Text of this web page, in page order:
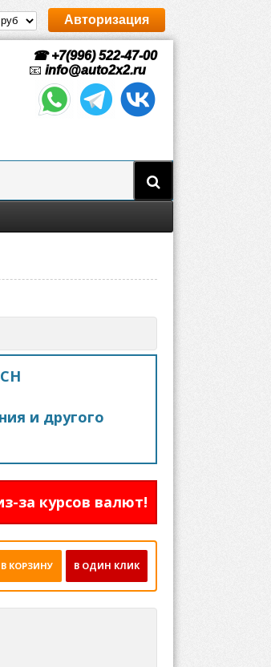
Авторизация
☎ +7(996) 522-47-00
📧 info@auto2x2.ru
и другого
за курсов валют!
В ОДИН КЛИК
В КОРЗИНУ